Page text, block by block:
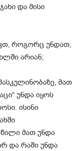
და მისი
როგორც უნდათ,
არიან;
მათ
უნდა იყოს
ისინი
მათ უნდა
და რაში უნდა